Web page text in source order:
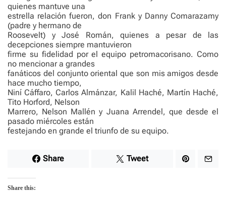
quienes mantuve una
estrella relación fueron, don Frank y Danny Comarazamy
(padre y hermano de
Roosevelt) y José Román, quienes a pesar de las
decepciones siempre mantuvieron
firme su fidelidad por el equipo petromacorisano. Como
no mencionar a grandes
fanáticos del conjunto oriental que son mis amigos desde
hace mucho tiempo,
Niní Cáffaro, Carlos Almánzar, Kalil Haché, Martín Haché,
Tito Horford, Nelson
Marrero, Nelson Mallén y Juana Arrendel, que desde el
pasado miércoles están
festejando en grande el triunfo de su equipo.
Share Tweet
Share this: